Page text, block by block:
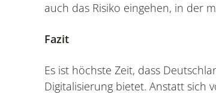
auch das Risiko eingehen, in der
Fazit
Es ist höchste Zeit, dass
Digitalisierung bietet. Anstatt sich